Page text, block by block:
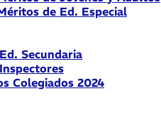
de Ed. Especial
Secundaria
Colegiados 2024